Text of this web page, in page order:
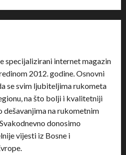
specijalizirani internet magazin
2012. godine. Osnovni
se svim ljubiteljima rukometa
na što bolji i kvalitetniji
dešavanjima na rukometnim
donosimo
vijesti iz Bosne i